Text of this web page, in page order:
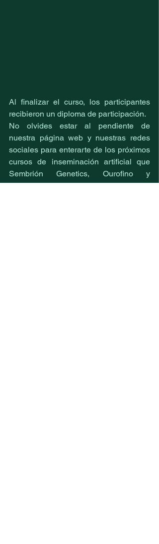
Al finalizar el curso, los participantes
recibieron un diploma de participación.
No olvides estar al pendiente de
nuestra página web y nuestras redes
sociales para enterarte de los próximos
cursos de inseminación artificial que
Sembrión Genetics, Ourofino y
STGenetics tienen para ti.